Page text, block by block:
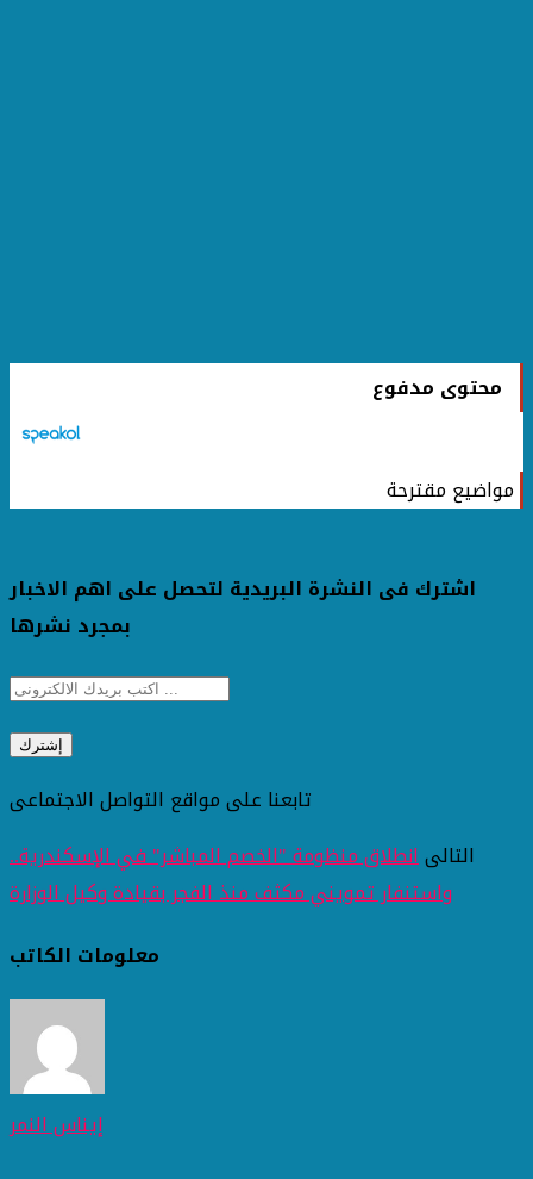
محتوى مدفوع
مواضيع مقترحة
اشترك فى النشرة البريدية لتحصل على اهم الاخبار
بمجرد نشرها
تابعنا على مواقع التواصل الاجتماعى
التالىانطلاق منظومة "الخصم المباشر" في الإسكندرية..
واستنفار تمويني مكثف منذ الفجر بقيادة وكيل الوزارة
معلومات الكاتب
إيناس النمر